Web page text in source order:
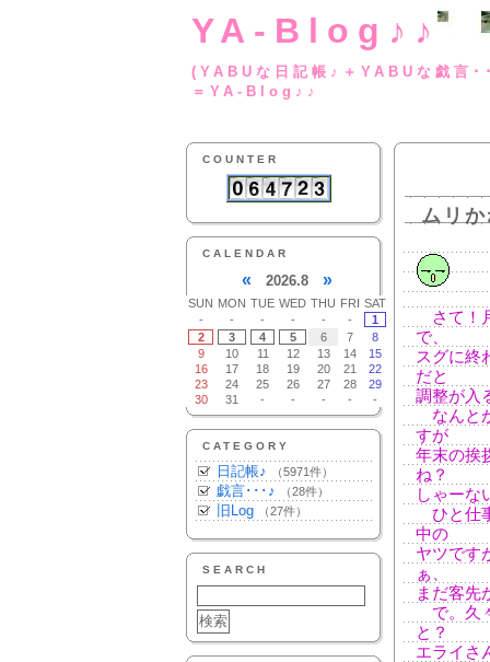
YA-Blog♪♪
(YABUな日記帳♪
＝YA-Blog♪♪
COUNTER
CALENDAR
« 2026.8 »
SUN MON TUE WED THU FRI SAT
-
- - - - -
1
2
3 4 5 6 7
8
9
10 11 12 13 14
15
16
17 18 19 20 21
22
23
24 25 26 27 28
29
30
31 - - - - -
CATEGORY
日記帳♪ （5971件）
戯言･･･♪ （28件）
旧Log （27件）
SEARCH
ムリ
さて！
で、
スグに終
だと
調整が入
なんと
すが
年末の挨
ね？
しゃーな
ひと仕
中の
ヤツです
ぁ、
まだ客先
で。久
と？
エライさ